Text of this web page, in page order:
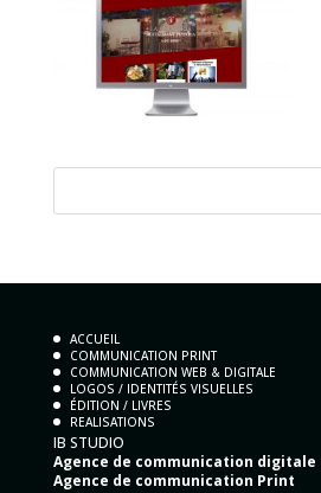
ACCUEIL
COMMUNICATION PRINT
COMMUNICATION WEB & DIGITALE
LOGOS / IDENTITÉS VISUELLES
ÉDITION / LIVRES
REALISATIONS
IB STUDIO
Agence de communication digitale
Agence de communication Print